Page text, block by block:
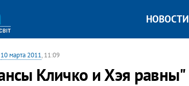
НОВОСТИ
10 марта 2011, 11:09
Кличко и Хэя равны"